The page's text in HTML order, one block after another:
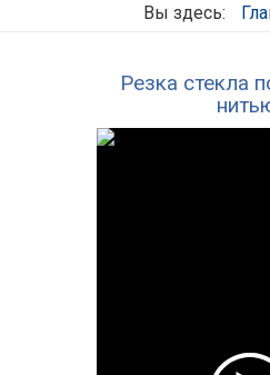
Вы здесь:
Резка стекла